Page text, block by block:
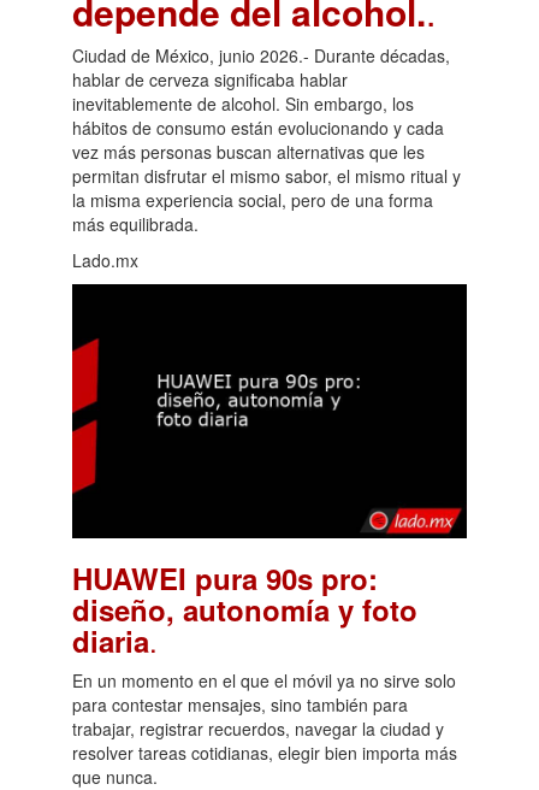
depende del alcohol..
Ciudad de México, junio 2026.- Durante décadas,
hablar de cerveza significaba hablar
inevitablemente de alcohol. Sin embargo, los
hábitos de consumo están evolucionando y cada
vez más personas buscan alternativas que les
permitan disfrutar el mismo sabor, el mismo ritual y
la misma experiencia social, pero de una forma
más equilibrada.
Lado.mx
HUAWEI pura 90s pro:
diseño, autonomía y foto
diaria.
En un momento en el que el móvil ya no sirve solo
para contestar mensajes, sino también para
trabajar, registrar recuerdos, navegar la ciudad y
resolver tareas cotidianas, elegir bien importa más
que nunca.